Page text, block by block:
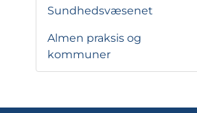
Sundhedsvæsenet
Almen praksis og
kommuner